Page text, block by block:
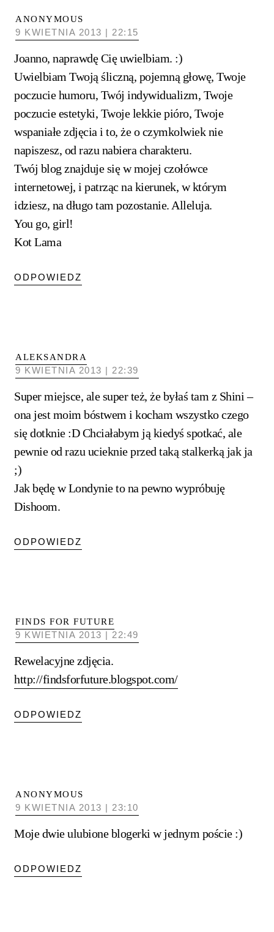
ANONYMOUS
9 KWIETNIA 2013 | 22:15
Joanno, naprawdę Cię uwielbiam. :)
Uwielbiam Twoją śliczną, pojemną głowę, Twoje
poczucie humoru, Twój indywidualizm, Twoje
poczucie estetyki, Twoje lekkie pióro, Twoje
wspaniałe zdjęcia i to, że o czymkolwiek nie
napiszesz, od razu nabiera charakteru.
Twój blog znajduje się w mojej czołówce
internetowej, i patrząc na kierunek, w którym
idziesz, na długo tam pozostanie. Alleluja.
You go, girl!
Kot Lama
ODPOWIEDZ
ALEKSANDRA
9 KWIETNIA 2013 | 22:39
Super miejsce, ale super też, że byłaś tam z Shini –
ona jest moim bóstwem i kocham wszystko czego
się dotknie :D Chciałabym ją kiedyś spotkać, ale
pewnie od razu ucieknie przed taką stalkerką jak ja
;)
Jak będę w Londynie to na pewno wypróbuję
Dishoom.
ODPOWIEDZ
FINDS FOR FUTURE
9 KWIETNIA 2013 | 22:49
Rewelacyjne zdjęcia.
http://findsforfuture.blogspot.com/
ODPOWIEDZ
ANONYMOUS
9 KWIETNIA 2013 | 23:10
Moje dwie ulubione blogerki w jednym poście :)
ODPOWIEDZ